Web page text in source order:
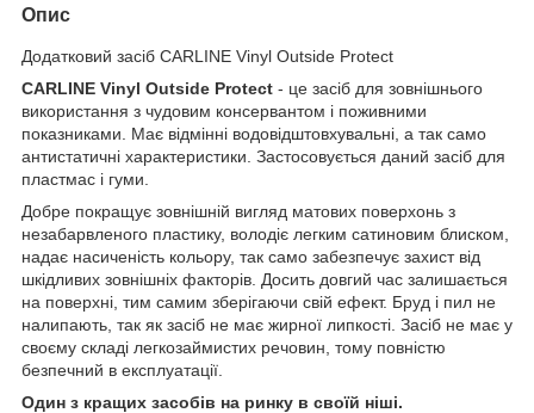
Опис
Додатковий засіб CARLINE Vinyl Outside Protect
CARLINE Vinyl Outside Protect - це засіб для зовнішнього
використання з чудовим консервантом і поживними
показниками. Має відмінні водовідштовхувальні, а так само
антистатичні характеристики. Застосовується даний засіб для
пластмас і гуми.
Добре покращує зовнішній вигляд матових поверхонь з
незабарвленого пластику, володіє легким сатиновим блиском,
надає насиченість кольору, так само забезпечує захист від
шкідливих зовнішніх факторів. Досить довгий час залишається
на поверхні, тим самим зберігаючи свій ефект. Бруд і пил не
налипають, так як засіб не має жирної липкості. Засіб не має у
своєму складі легкозаймистих речовин, тому повністю
безпечний в експлуатації.
Один з кращих засобів на ринку в своїй ніші.